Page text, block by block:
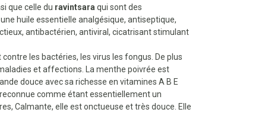
que celle du ravintsara qui sont des
huile essentielle analgésique, antiseptique,
antibactérien, antiviral, cicatrisant stimulant
les bactéries, les virus les fongus. De plus
et affections. La menthe poivrée est
douce avec sa richesse en vitamines A B E
comme étant essentiellement un
Calmante, elle est onctueuse et très douce. Elle